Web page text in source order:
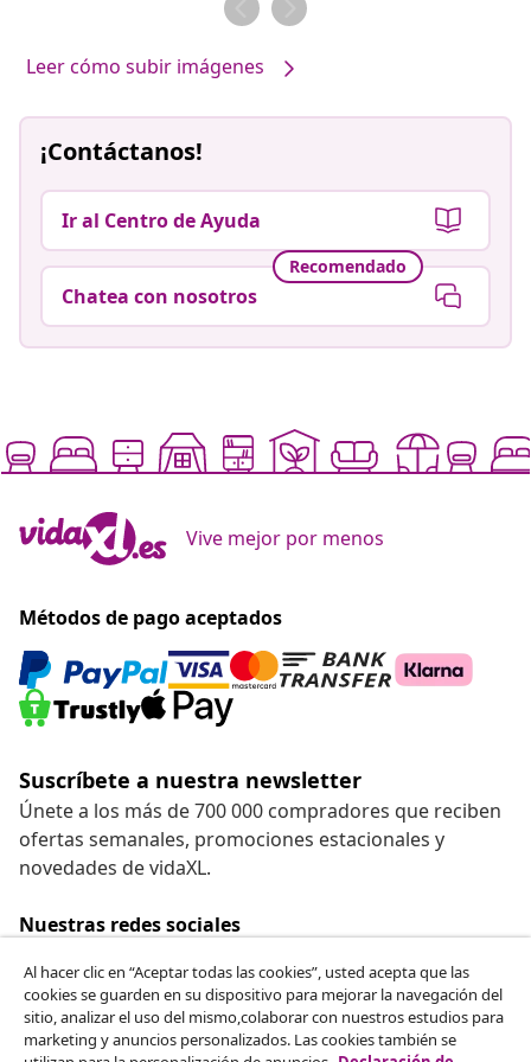
Leer cómo subir imágenes
¡Contáctanos!
Ir al Centro de Ayuda
Recomendado
Chatea con nosotros
Vive mejor por menos
Métodos de pago aceptados
Suscríbete a nuestra newsletter
Únete a los más de 700 000 compradores que reciben
ofertas semanales, promociones estacionales y
novedades de vidaXL.
Nuestras redes sociales
Desistir del contrato
Al hacer clic en “Aceptar todas las cookies”, usted acepta que las
cookies se guarden en su dispositivo para mejorar la navegación del
sitio, analizar el uso del mismo,colaborar con nuestros estudios para
marketing y anuncios personalizados. Las cookies también se